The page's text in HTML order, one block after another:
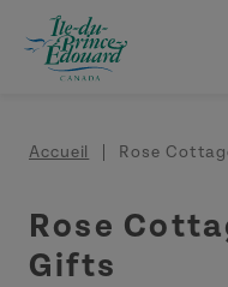
Aller au contenu
Fil d'Ariane
Accueil Rose
Rose
Gifts